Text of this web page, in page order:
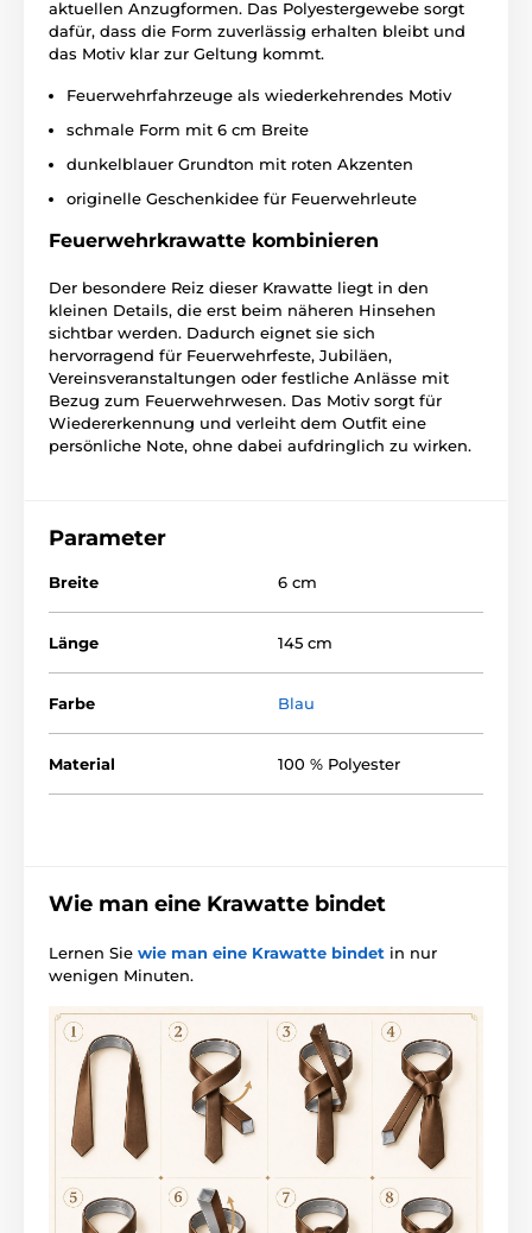
aktuellen Anzugformen. Das Polyestergewebe sorgt
dafür, dass die Form zuverlässig erhalten bleibt und
das Motiv klar zur Geltung kommt.
Feuerwehrfahrzeuge als wiederkehrendes Motiv
schmale Form mit 6 cm Breite
dunkelblauer Grundton mit roten Akzenten
originelle Geschenkidee für Feuerwehrleute
Feuerwehrkrawatte kombinieren
Der besondere Reiz dieser Krawatte liegt in den
kleinen Details, die erst beim näheren Hinsehen
sichtbar werden. Dadurch eignet sie sich
hervorragend für Feuerwehrfeste, Jubiläen,
Vereinsveranstaltungen oder festliche Anlässe mit
Bezug zum Feuerwehrwesen. Das Motiv sorgt für
Wiedererkennung und verleiht dem Outfit eine
persönliche Note, ohne dabei aufdringlich zu wirken.
Parameter
Breite 6 cm
Länge 145 cm
Farbe Blau
Material 100 % Polyester
Wie man eine Krawatte bindet
Lernen Sie wie man eine Krawatte bindet in nur
wenigen Minuten.